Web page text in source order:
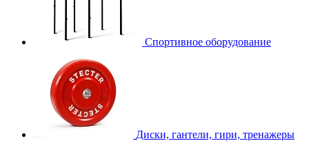
Спортивное оборудование
Диски, гантели, гири, тренажеры